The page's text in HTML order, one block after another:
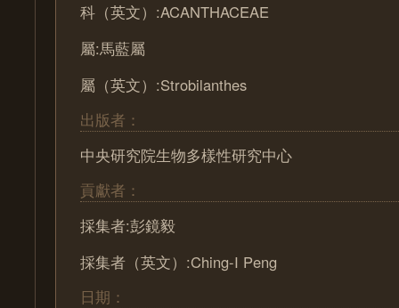
科（英文）:ACANTHACEAE
屬:馬藍屬
屬（英文）:Strobilanthes
出版者：
中央研究院生物多樣性研究中心
貢獻者：
採集者:彭鏡毅
採集者（英文）:Ching-I Peng
日期：